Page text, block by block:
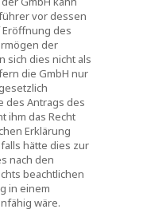
vor dessen
des
der
sich dies nicht als
die GmbH nur
des Antrags des
ihm das Recht
Erklärung
hätte dies zur
nach den
beachtlichen
in einem
wäre.